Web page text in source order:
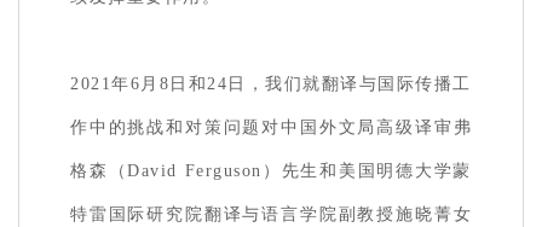
2021年6月8日和24日，我们就翻译与国际传播工
作中的挑战和对策问题对中国外文局高级译审弗
格森（David Ferguson）先生和美国明德大学蒙
特雷国际研究院翻译与语言学院副教授施晓菁女